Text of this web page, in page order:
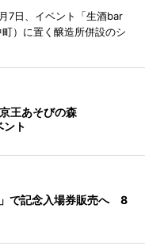
7日、イベント「生酒bar
）に置く醸造所併設のシ
王あそびの森
ント
で記念入場券販売へ 8